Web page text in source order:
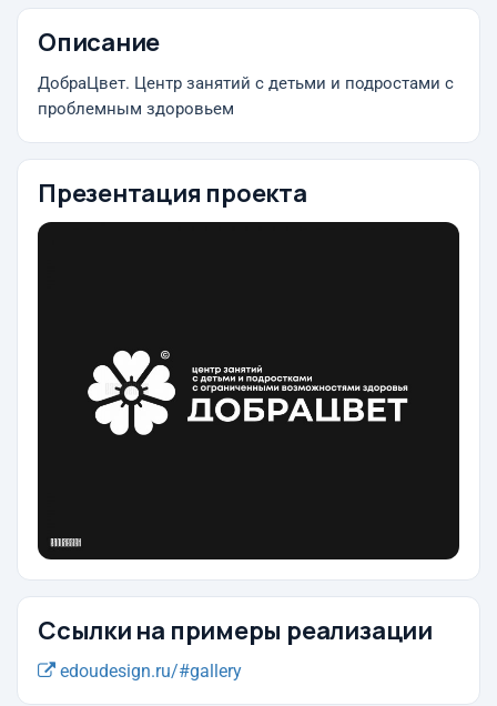
Описание
ДобраЦвет. Центр занятий с детьми и подростами с
проблемным здоровьем
Презентация проекта
Ссылки на примеры реализации
edoudesign.ru/#gallery